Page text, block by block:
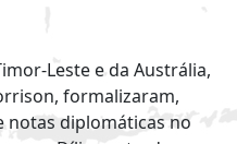
Leste e da Austrália,
formalizaram,
notas diplomáticas no